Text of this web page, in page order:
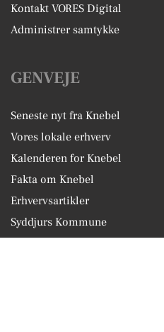
Kontakt VORES Digital
Administrer samtykke
GENVEJE
Seneste nyt fra Knebel
Vores lokale erhverv
Kalenderen for Knebel
Fakta om Knebel
Erhvervsartikler
Syddjurs Kommune